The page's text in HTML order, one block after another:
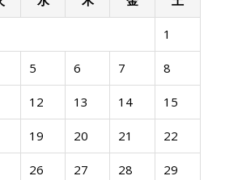
1
5 6 7 8
12 13 14 15
19 20 21 22
26 27 28 29